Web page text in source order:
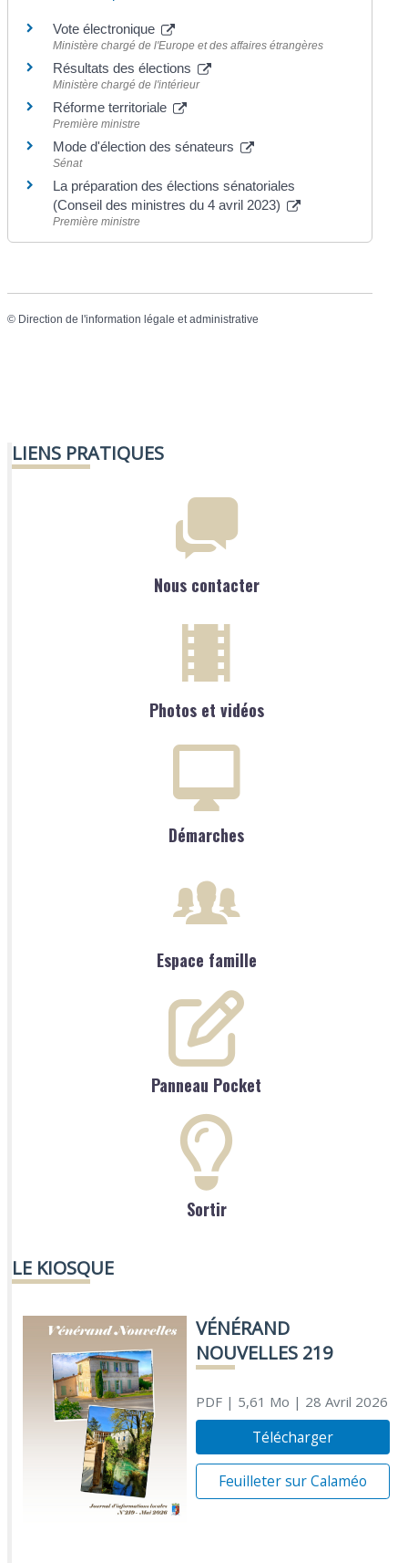
Vote électronique
Ministère chargé de l'Europe et des affaires étrangères
Résultats des élections
Ministère chargé de l'intérieur
Réforme territoriale
Première ministre
Mode d'élection des sénateurs
Sénat
La préparation des élections sénatoriales
(Conseil des ministres du 4 avril 2023)
Première ministre
© Direction de l'information légale et administrative
LIENS PRATIQUES
Nous contacter
Photos et vidéos
Démarches
Espace famille
Panneau Pocket
Sortir
LE KIOSQUE
VÉNÉRAND
NOUVELLES 219
PDF| 5,61 Mo | 28 Avril 2026
Télécharger
Feuilleter sur Calaméo